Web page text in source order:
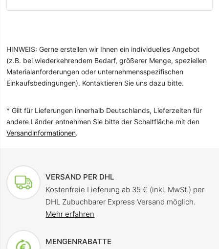
HINWEIS: Gerne erstellen wir Ihnen ein individuelles Angebot
(z.B. bei wiederkehrendem Bedarf, größerer Menge, speziellen
Materialanforderungen oder unternehmensspezifischen
Einkaufsbedingungen). Kontaktieren Sie uns dazu bitte.
* Gilt für Lieferungen innerhalb Deutschlands, Lieferzeiten für
andere Länder entnehmen Sie bitte der Schaltfläche mit den
Versandinformationen.
VERSAND PER DHL
Kostenfreie Lieferung ab 35 € (inkl. MwSt.) per
DHL Zubuchbarer Express Versand möglich.
Mehr erfahren
MENGENRABATTE